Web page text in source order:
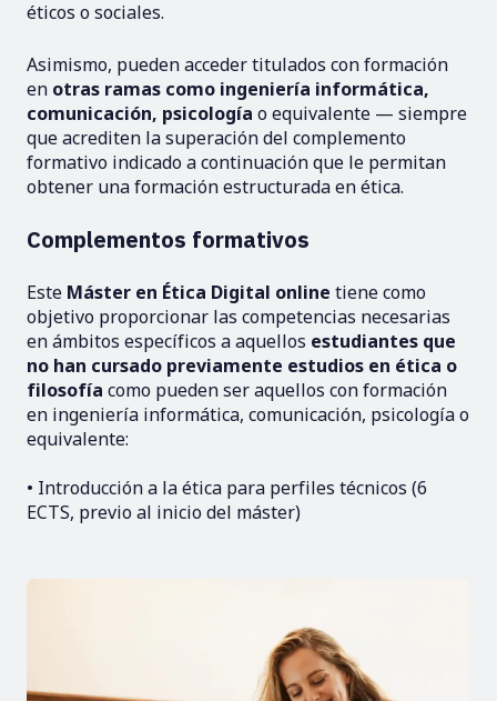
éticos o sociales.
Asimismo, pueden acceder titulados con formación
en otras ramas como ingeniería informática,
comunicación, psicología o equivalente — siempre
que acrediten la superación del complemento
formativo indicado a continuación que le permitan
obtener una formación estructurada en ética.
Complementos formativos
Este Máster en Ética Digital online tiene como
objetivo proporcionar las competencias necesarias
en ámbitos específicos a aquellos estudiantes que
no han cursado previamente estudios en ética o
filosofía como pueden ser aquellos con formación
en ingeniería informática, comunicación, psicología o
equivalente:
• Introducción a la ética para perfiles técnicos (6
ECTS, previo al inicio del máster)